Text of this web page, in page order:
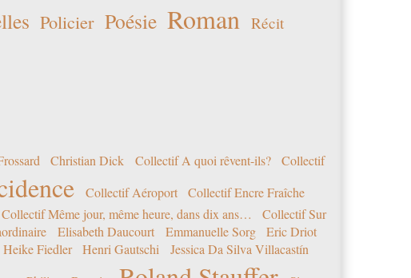
Policier Poésie Roman Récit
Christian Dick Collectif A quoi rêvent-ils?
Collectif
Collectif Aéroport
Collectif Encre Fraîche
Collectif Même jour, même heure, dans dix ans…
Collectif Sur
Elisabeth Daucourt Emmanuelle Sorg
Eric Driot
Heike Fiedler Henri Gautschi
Jessica Da Silva Villacastín